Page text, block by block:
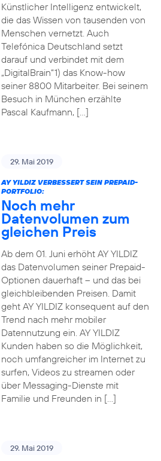
Künstlicher Intelligenz entwickelt,
die das Wissen von tausenden von
Menschen vernetzt. Auch
Telefónica Deutschland setzt
darauf und verbindet mit dem
„DigitalBrain“1) das Know-how
seiner 8800 Mitarbeiter. Bei seinem
Besuch in München erzählte
Pascal Kaufmann, […]
29. Mai 2019
AY YILDIZ VERBESSERT SEIN PREPAID-
PORTFOLIO:
Noch mehr
Datenvolumen zum
gleichen Preis
Ab dem 01. Juni erhöht AY YILDIZ
das Datenvolumen seiner Prepaid-
Optionen dauerhaft – und das bei
gleichbleibenden Preisen. Damit
geht AY YILDIZ konsequent auf den
Trend nach mehr mobiler
Datennutzung ein. AY YILDIZ
Kunden haben so die Möglichkeit,
noch umfangreicher im Internet zu
surfen, Videos zu streamen oder
über Messaging-Dienste mit
Familie und Freunden in […]
29. Mai 2019